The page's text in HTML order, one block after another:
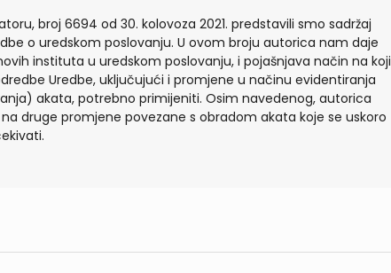
broj 6694 od 30. kolovoza 2021. predstavili smo sadržaj
o uredskom poslovanju. U ovom broju autorica nam daje
instituta u uredskom poslovanju, i pojašnjava način na koji
Uredbe, uključujući i promjene u načinu evidentiranja
akata, potrebno primijeniti. Osim navedenog, autorica
druge promjene povezane s obradom akata koje se uskoro